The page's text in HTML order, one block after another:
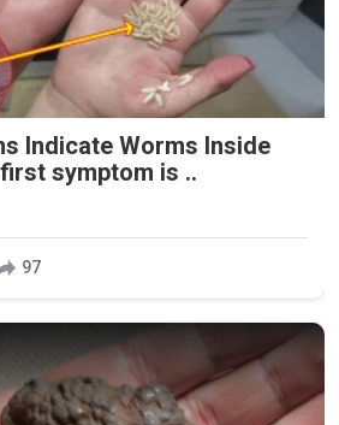
Indicate Worms Inside
symptom is ..
97